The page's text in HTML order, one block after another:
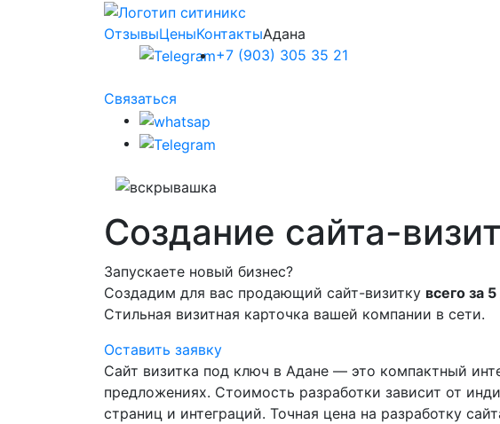
ОтзывыЦеныКонтактыАдана
+7 (903) 305 35 21
Связаться
Создание сайта-
Запускаете новый бизнес?
Создадим для вас продающий сайт-визитку всего за
Стильная визитная карточка вашей компании в сети.
Оставить заявку
Сайт визитка под ключ в Адане — это компактный
предложениях. Стоимость разработки зависит от
страниц и интеграций. Точная цена на разработку